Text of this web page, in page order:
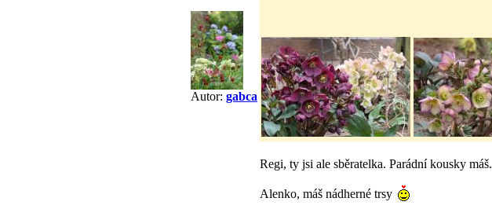
Autor: gabca
Regi, ty jsi ale sběratelka. Parádní kousky máš.
Alenko, máš nádherné trsy